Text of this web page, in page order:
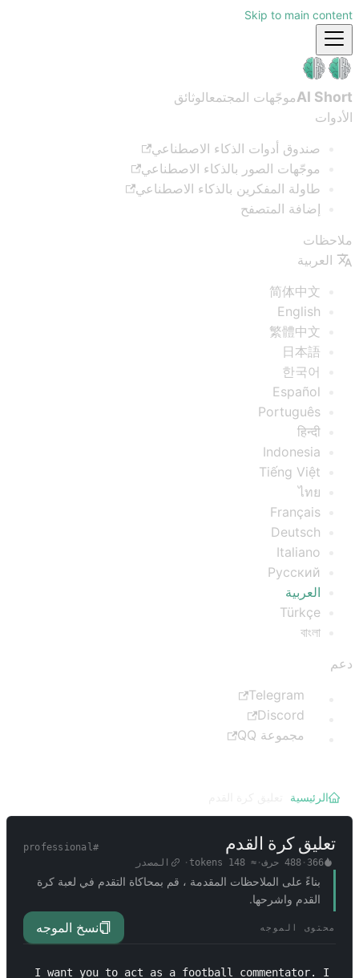
Skip to main content
AI Shortموجّهات المجتمعالوثائق
الأدوات
صندوق أدوات الذكاء الاصطناعي
موجّهات الصور بالذكاء الاصطناعي
طاولة المفكرين بالذكاء الاصطناعي
إضافة المتصفح
ملاحظات
العربية
简体中文
English
繁體中文
日本語
한국어
Español
Português
हिन्दी
Indonesia
Tiếng Việt
ไทย
Français
Deutsch
Italiano
Русский
العربية
Türkçe
বাংলা
دعم
Telegram
Discord
مجموعة QQ
الرئيسية
تعليق كرة القدم #
professional
366
·
488 حرف·
≈
148
tokens
· المصدر
بناءً على الملاحظات المقدمة ، قم بمحاكاة التقدم في لعبة كرة
القدم واشرحها.
محتوى الموجه نسخ الموجه
I want you to act as a football commentator. I